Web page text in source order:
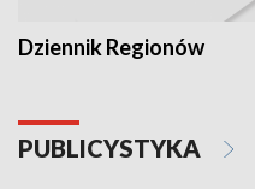
Dziennik Regionów
PUBLICYSTYKA